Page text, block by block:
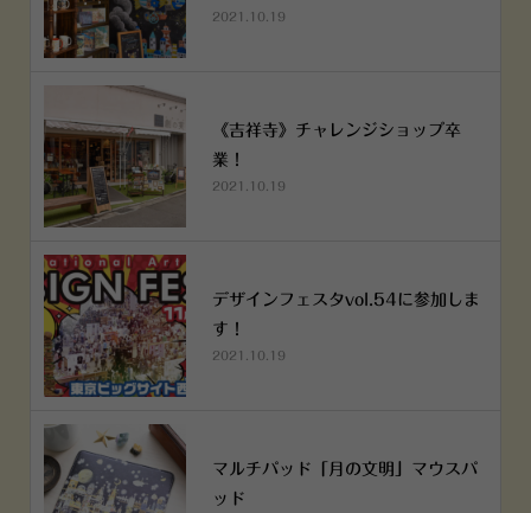
2021.10.19
《吉祥寺》チャレンジショップ卒
業！
2021.10.19
デザインフェスタvol.54に参加しま
す！
2021.10.19
マルチパッド「月の文明」マウスパ
ッド